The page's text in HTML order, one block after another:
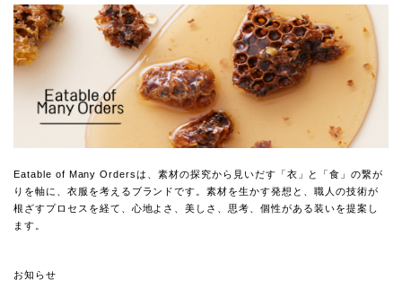
Eatable of Many Ordersは、素材の探究から見いだす「衣」と「食」の繋が
りを軸に、衣服を考えるブランドです。素材を生かす発想と、職人の技術が
根ざすプロセスを経て、心地よさ、美しさ、思考、個性がある装いを提案し
ます。
お知らせ